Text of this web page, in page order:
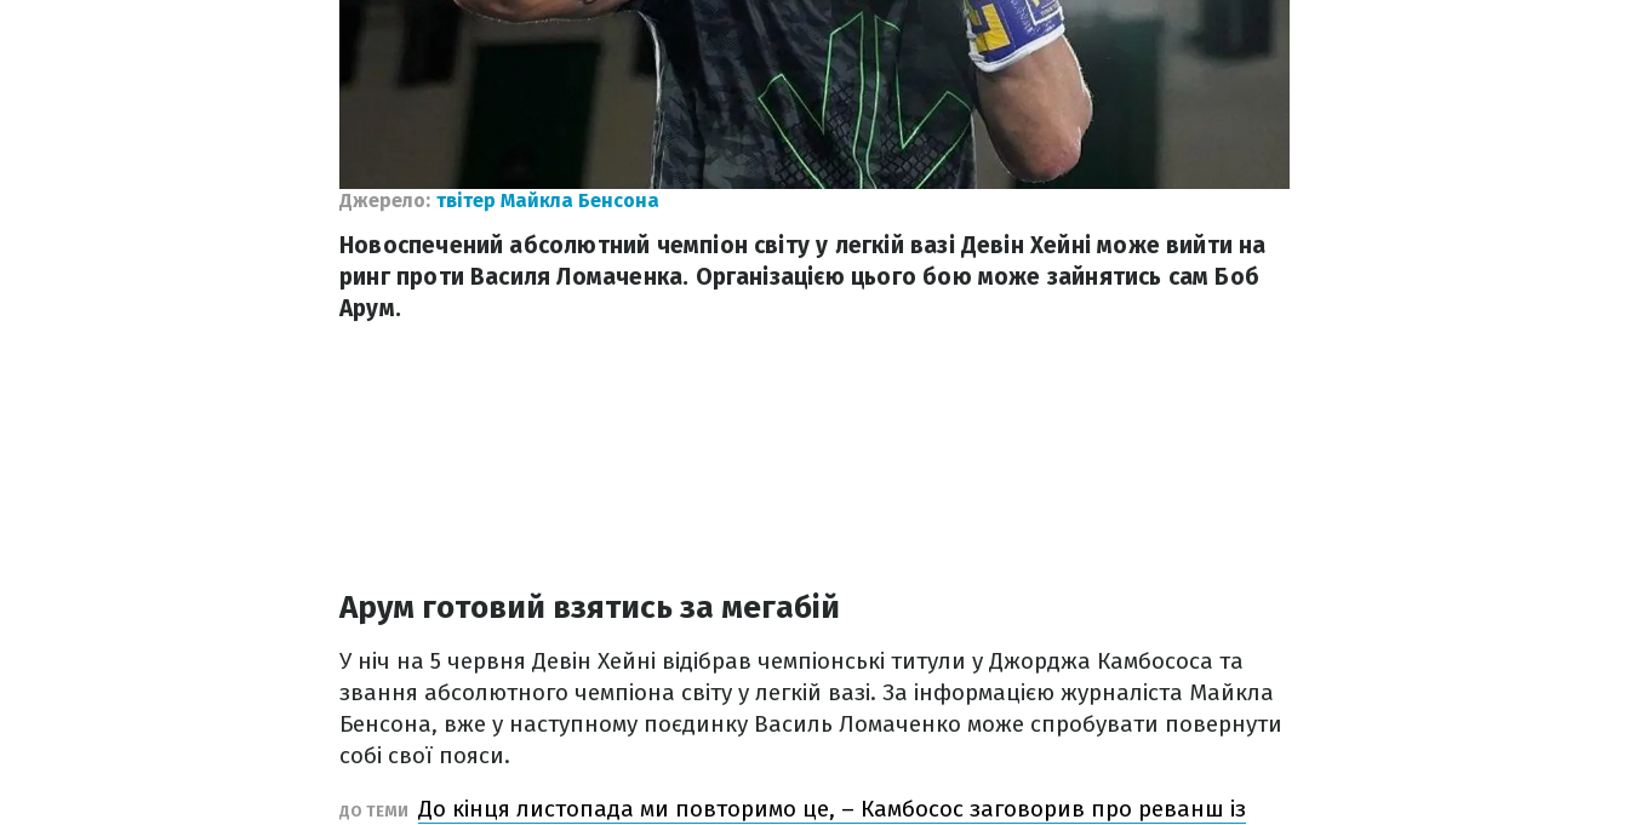
Джерело: твітер Майкла Бенсона
Новоспечений абсолютний чемпіон світу у легкій вазі Девін Хейні може вийти на
ринг проти Василя Ломаченка. Організацією цього бою може зайнятись сам Боб
Арум.
Арум готовий взятись за мегабій
У ніч на 5 червня Девін Хейні відібрав чемпіонські титули у Джорджа Камбососа та
звання абсолютного чемпіона світу у легкій вазі. За інформацією журналіста Майкла
Бенсона, вже у наступному поєдинку Василь Ломаченко може спробувати повернути
собі свої пояси.
ДО ТЕМИ До кінця листопада ми повторимо це, – Камбосос заговорив про реванш із